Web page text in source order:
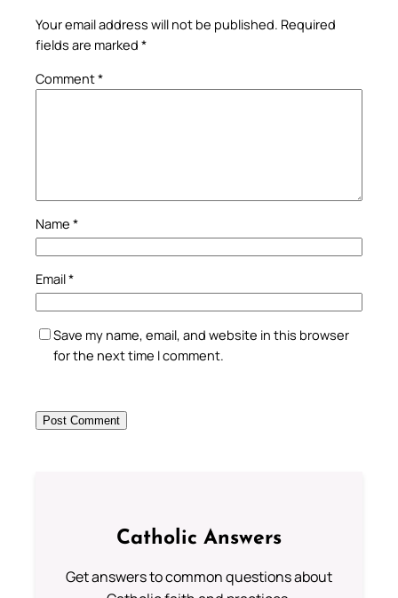
Your email address will not be published. Required
fields are marked *
Comment*
Name *
Email*
Save my name, email, and website in this browser
for the next time I comment.
Catholic Answers
Get answers to common questions about